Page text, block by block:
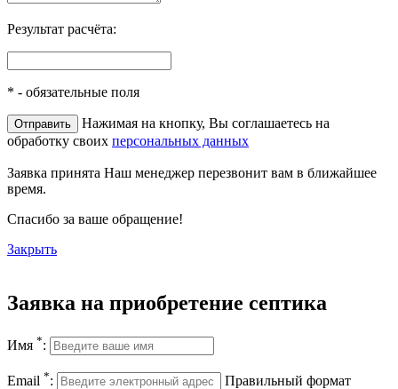
Результат расчёта:
* - обязательные поля
Нажимая на кнопку, Вы соглашаетесь на
обработку своих персональных данных
Заявка принята Наш менеджер перезвонит вам в ближайшее
время.
Спасибо за ваше обращение!
Закрыть
Заявка на приобретение септика
Имя *:
Email *: Правильный формат